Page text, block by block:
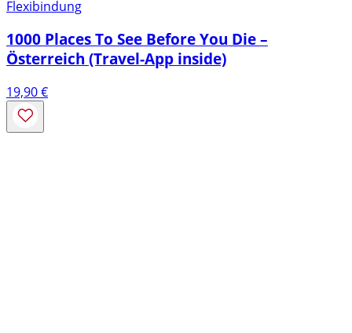
Flexibindung
1000 Places To See Before You Die –
Österreich (Travel-App inside)
19,90€